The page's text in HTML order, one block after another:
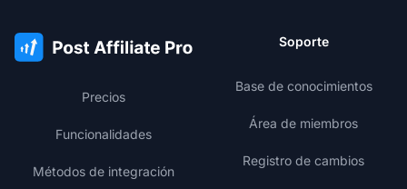
Precios
Funcionalidades
Métodos de integración
Soporte
Base de conocimientos
Área de miembros
Registro de cambios